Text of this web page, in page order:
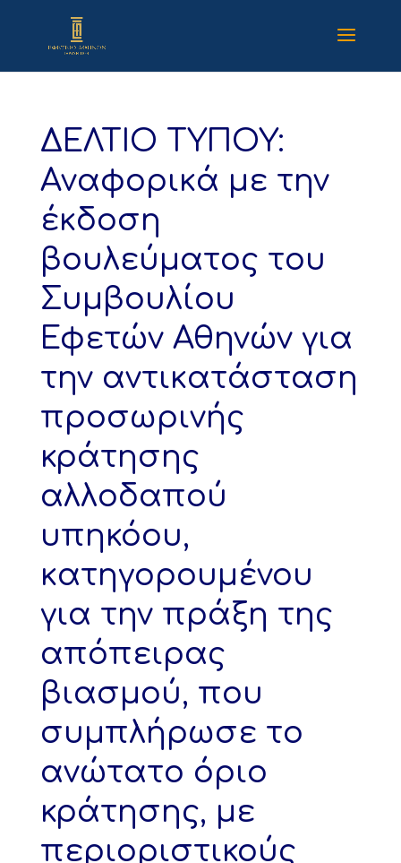
ΔΕΛΤΙΟ ΤΥΠΟΥ:
Αναφορικά με την
έκδοση
βουλεύματος του
Συμβουλίου
Εφετών Αθηνών για
την αντικατάσταση
προσωρινής
κράτησης
αλλοδαπού
υπηκόου,
κατηγορουμένου
για την πράξη της
απόπειρας
βιασμού, που
συμπλήρωσε το
ανώτατο όριο
κράτησης, με
περιοριστικούς